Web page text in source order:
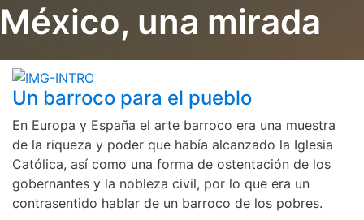
México, una mirada
Un barroco para el pueblo
En Europa y España el arte barroco era una muestra
de la riqueza y poder que había alcanzado la Iglesia
Católica, así como una forma de ostentación de los
gobernantes y la nobleza civil, por lo que era un
contrasentido hablar de un barroco de los pobres.